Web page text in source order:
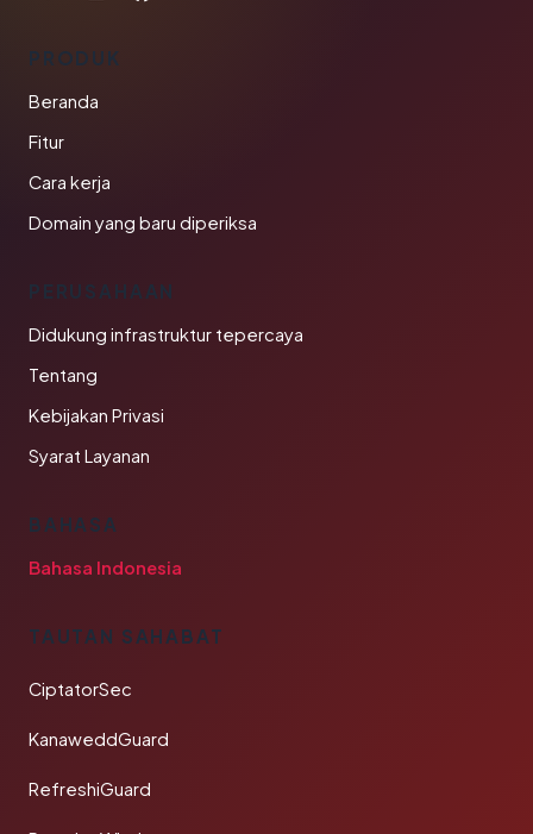
PRODUK
Beranda
Fitur
Cara kerja
Domain yang baru diperiksa
PERUSAHAAN
Didukung infrastruktur tepercaya
Tentang
Kebijakan Privasi
Syarat Layanan
BAHASA
Bahasa Indonesia
TAUTAN SAHABAT
CiptatorSec
KanaweddGuard
RefreshiGuard